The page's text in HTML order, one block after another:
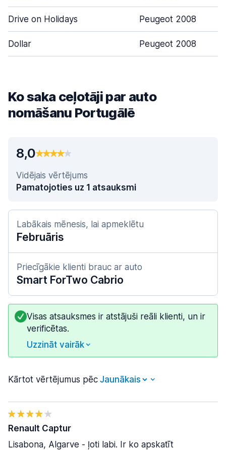
Drive on Holidays Peugeot 2008
Dollar Peugeot 2008
Ko saka ceļotāji par auto
nomāšanu Portugālē
8,0
Vidējais vērtējums
Pamatojoties uz 1 atsauksmi
Labākais mēnesis, lai apmeklētu
Februāris
Priecīgākie klienti brauc ar auto
Smart ForTwo Cabrio
Visas atsauksmes ir atstājuši reāli klienti, un ir
verificētas.
Uzzināt vairāk
Kārtot vērtējumus pēc
Renault Captur
Lisabona, Algarve - ļoti labi. Ir ko apskatīt